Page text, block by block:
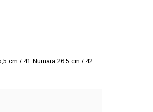
cm / 41 Numara 26,5 cm / 42